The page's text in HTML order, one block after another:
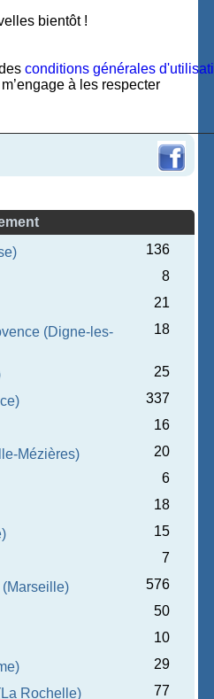
bientôt !
conditions générales
à les respecter
136
8
21
(Digne-les-
18
25
337
16
Mézières)
20
6
18
15
7
576
50
10
29
Rochelle) 77